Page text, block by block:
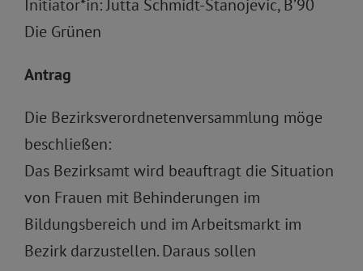
Initiator*in: Jutta Schmidt-Stanojevic, B’90
Die Grünen
Antrag
Die Bezirksverordnetenversammlung möge
beschließen:
Das Bezirksamt wird beauftragt die Situation
von Frauen mit Behinderungen im
Bildungsbereich und im Arbeitsmarkt im
Bezirk darzustellen. Daraus sollen